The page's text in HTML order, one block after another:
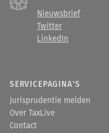
Nieuwsbrief
Twitter
LinkedIn
SERVICEPAGINA'S
Jurisprudentie melden
Over TaxLive
Contact